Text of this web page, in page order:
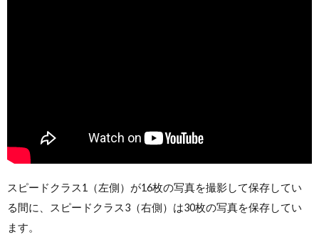
スピードクラス1（左側）が16枚の写真を撮影して保存してい
る間に、スピードクラス3（右側）は30枚の写真を保存してい
ます。